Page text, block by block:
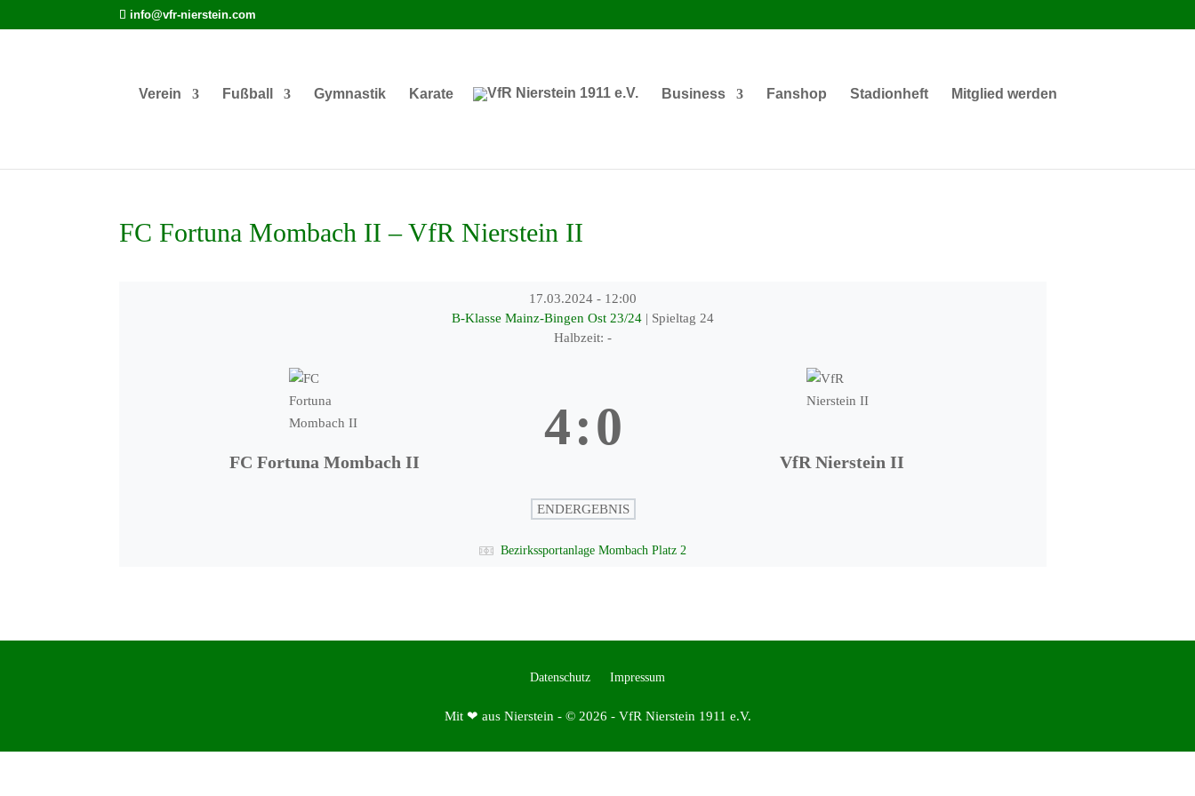
info@vfr-nierstein.com
Verein Fußball Gymnastik Karate Business Fanshop Stadionheft Mitglied werden
FC Fortuna Mombach II – VfR Nierstein II
17.03.2024 - 12:00
B-Klasse Mainz-Bingen Ost 23/24 | Spieltag 24
Halbzeit: -
FC Fortuna Mombach II
4:0
VfR Nierstein II
ENDERGEBNIS
Bezirkssportanlage Mombach Platz 2
Datenschutz Impressum
Mit ❤ aus Nierstein - © 2026 - VfR Nierstein 1911 e.V.